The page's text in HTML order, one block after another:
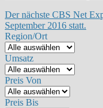
Der nächste CBS Net
September 2016 statt.
Region/Ort
Umsatz
Preis Von
Preis Bis